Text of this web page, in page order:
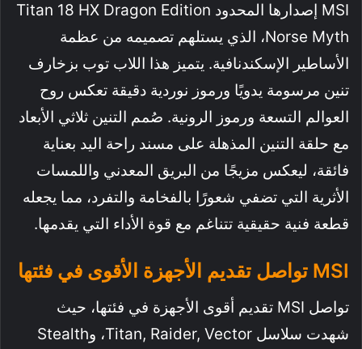
MSI إصدارها المحدود Titan 18 HX Dragon Edition
Norse Myth، الذي يستلهم تصميمه من عظمة
الأساطير الإسكندنافية. يتميز هذا اللاب توب بزخارف
تنين مرسومة يدويًا ورموز نوردية دقيقة تعكس روح
العوالم التسعة ورموز الرونية. صُمم التنين ثلاثي الأبعاد
مع حلقة التنين المذهلة على مسند راحة اليد بعناية
فائقة، ليعكس مزيجًا من البريق المعدني واللمسات
الأثرية التي تضفي شعورًا بالفخامة والتفرد، مما يجعله
قطعة فنية حقيقية تتناغم مع قوة الأداء التي يقدمها.
MSI تواصل تقديم الأجهزة الأقوى في فئتها
تواصل MSI تقديم أقوى الأجهزة في فئتها، حيث
شهدت سلاسل Titan, Raider, Vector، وStealth